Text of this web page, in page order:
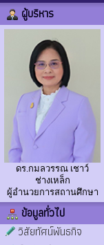
ผู้บริหาร
ดร.กมลวรรณ เชาว์
ช่างเหล็ก
ผู้อำนวยการสถานศึกษา
ข้อมูลทั่วไป
วิสัยทัศน์พันธกิจ